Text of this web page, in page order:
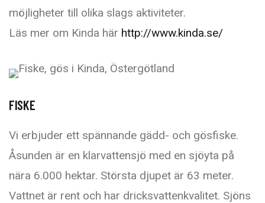
möjligheter till olika slags aktiviteter.
Läs mer om Kinda här http://www.kinda.se/
FISKE
Vi erbjuder ett spännande gädd- och gösfiske.
Åsunden är en klarvattensjö med en sjöyta på
nära 6.000 hektar. Största djupet är 63 meter.
Vattnet är rent och har dricksvattenkvalitet. Sjöns